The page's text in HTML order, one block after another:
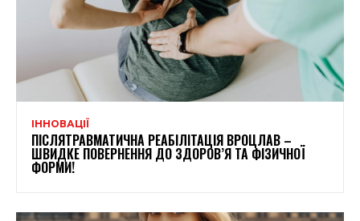
ІННОВАЦІЇ
ПІСЛЯТРАВМАТИЧНА РЕАБІЛІТАЦІЯ ВРОЦЛАВ –
ШВИДКЕ ПОВЕРНЕННЯ ДО ЗДОРОВ’Я ТА ФІЗИЧНОЇ
ФОРМИ!